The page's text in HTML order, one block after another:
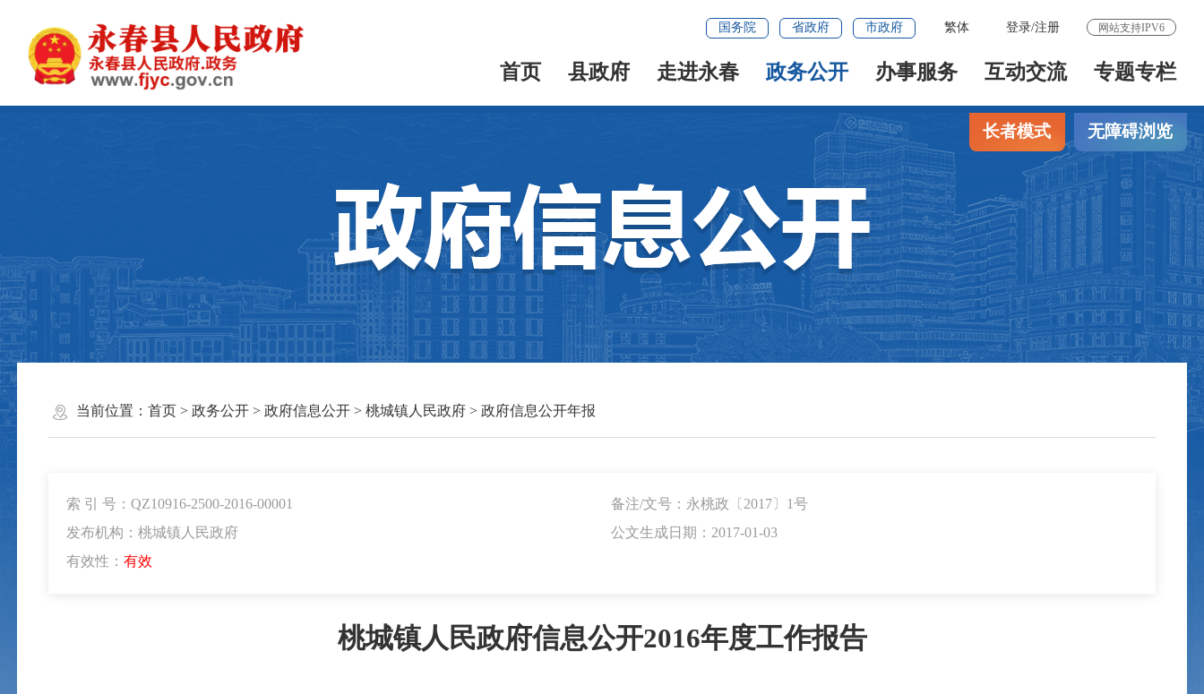
国务院 省政府 市政府 繁体 登录/注册 网站支持IPV6
首页 县政府 走进永春 政务公开 办事服务 互动交流 专题专栏
长者模式 无障碍浏览
当前位置： 首页> 政务公开> 政府信息公开> 桃城镇人民政府> 政府信息公开年报
索 引 号：QZ10916-2500-2016-00001
备注/文号：永桃政〔2017〕1号
发布机构：桃城镇人民政府
公文生成日期：2017-01-03
有效性： 有效
桃城镇人民政府信息公开2016年度工作报告